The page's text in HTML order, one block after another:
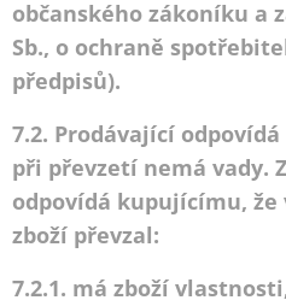
občanského zákoníku a
Sb., o ochraně
předpisů).
7.2. Prodávající
při převzetí nemá vady.
odpovídá kupujícímu,
zboží převzal:
7.2.1. má zboží